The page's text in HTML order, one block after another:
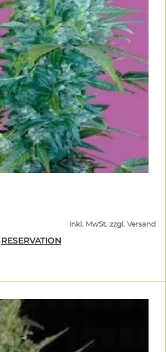
inkl. MwSt. zzgl. Versand
RESERVATION